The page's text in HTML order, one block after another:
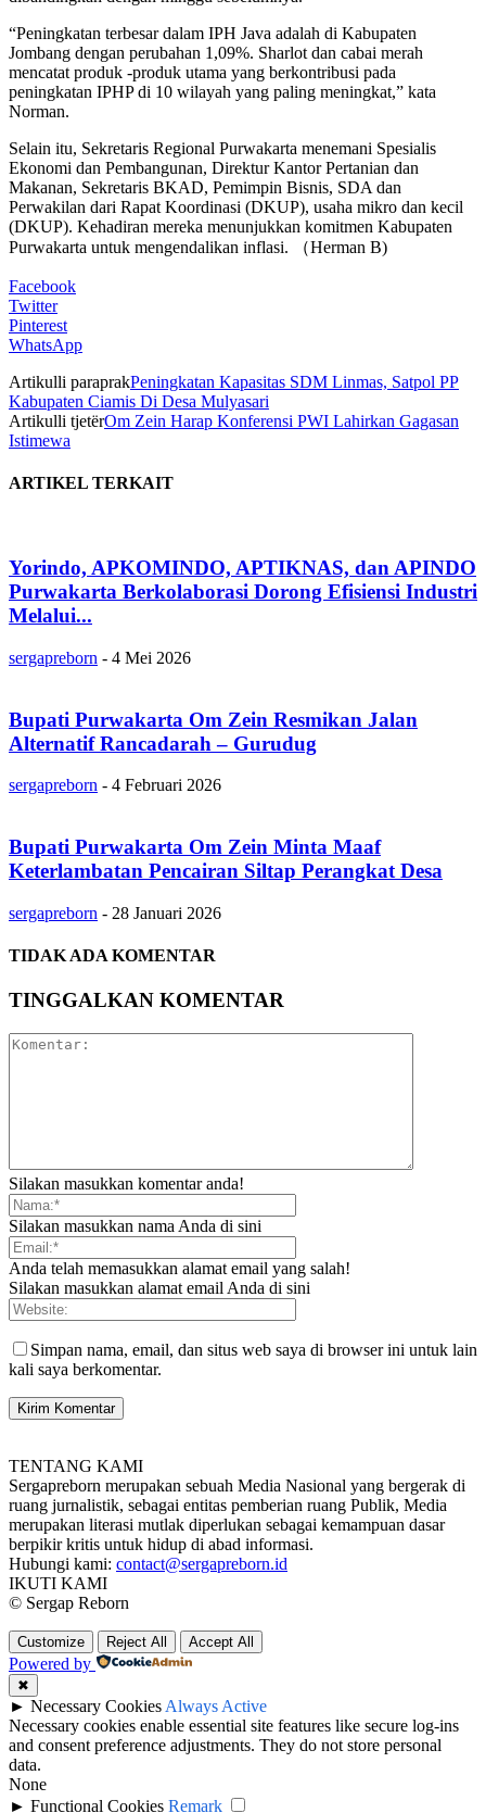
“Peningkatan terbesar dalam IPH Java adalah di Kabupaten
Jombang dengan perubahan 1,09%. Sharlot dan cabai merah
mencatat produk -produk utama yang berkontribusi pada
peningkatan IPHP di 10 wilayah yang paling meningkat,” kata
Norman.
Selain itu, Sekretaris Regional Purwakarta menemani Spesialis
Ekonomi dan Pembangunan, Direktur Kantor Pertanian dan
Makanan, Sekretaris BKAD, Pemimpin Bisnis, SDA dan
Perwakilan dari Rapat Koordinasi (DKUP), usaha mikro dan kecil
(DKUP). Kehadiran mereka menunjukkan komitmen Kabupaten
Purwakarta untuk mengendalikan inflasi. （Herman B)
Facebook
Twitter
Pinterest
WhatsApp
Artikulli paraprakPeningkatan Kapasitas SDM Linmas, Satpol PP
Kabupaten Ciamis Di Desa Mulyasari
Artikulli tjetërOm Zein Harap Konferensi PWI Lahirkan Gagasan
Istimewa
ARTIKEL TERKAIT
Yorindo, APKOMINDO, APTIKNAS, dan APINDO
Purwakarta Berkolaborasi Dorong Efisiensi Industri
Melalui...
sergapreborn - 4 Mei 2026
Bupati Purwakarta Om Zein Resmikan Jalan
Alternatif Rancadarah – Gurudug
sergapreborn - 4 Februari 2026
Bupati Purwakarta Om Zein Minta Maaf
Keterlambatan Pencairan Siltap Perangkat Desa
sergapreborn - 28 Januari 2026
TIDAK ADA KOMENTAR
TINGGALKAN KOMENTAR
Silakan masukkan komentar anda!
Silakan masukkan nama Anda di sini
Anda telah memasukkan alamat email yang salah!
Silakan masukkan alamat email Anda di sini
Simpan nama, email, dan situs web saya di browser ini untuk lain
kali saya berkomentar.
TENTANG KAMI
Sergapreborn merupakan sebuah Media Nasional yang bergerak di
ruang jurnalistik, sebagai entitas pemberian ruang Publik, Media
merupakan literasi mutlak diperlukan sebagai kemampuan dasar
berpikir kritis untuk hidup di abad informasi.
Hubungi kami: contact@sergapreborn.id
IKUTI KAMI
© Sergap Reborn
Customize Reject All Accept All
Powered by
✖
► Necessary Cookies Always Active
Necessary cookies enable essential site features like secure log-ins
and consent preference adjustments. They do not store personal
data.
None
► Functional Cookies Remark